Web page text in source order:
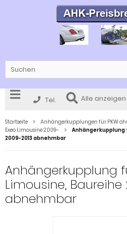
Tel. Alle anzeigen
Startseite Anhängerkupplungen für PKW
Exeo Limousine 2009-
Anhängerkupplung
2009-2013 abnehmbar
Anhängerkupplung
Limousine, Baureihe
abnehmbar